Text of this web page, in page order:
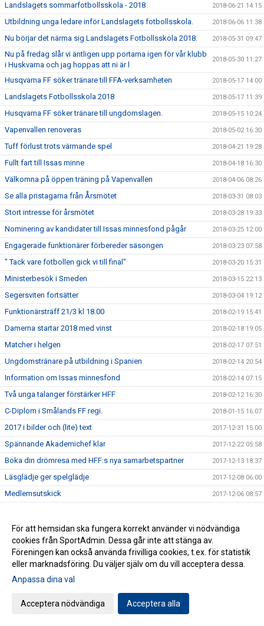
Landslagets sommarfotbollsskola - 2018 2018-06-21 14:15
Utbildning unga ledare inför Landslagets fotbollsskola. 2018-06-06 11:38
Nu börjar det närma sig Landslagets Fotbollsskola 2018. 2018-05-31 09:47
Nu på fredag slår vi äntligen upp portarna igen för vår klubb
i Huskvarna och jag hoppas att ni är l
2018-05-30 11:27
Husqvarna FF söker tränare till FFA-verksamheten 2018-05-17 14:00
Landslagets Fotbollsskola 2018 2018-05-17 11:39
Husqvarna FF söker tränare till ungdomslagen. 2018-05-15 10:24
Vapenvallen renoveras 2018-05-02 16:30
Tuff förlust trots värmande spel 2018-04-21 19:28
Fullt fart till Issas minne 2018-04-18 16:30
Välkomna på öppen träning på Vapenvallen 2018-04-06 08:26
Se alla pristagarna från Årsmötet 2018-03-31 08:03
Stort intresse för årsmötet 2018-03-28 19:33
Nominering av kandidater till Issas minnesfond pågår 2018-03-25 12:00
Engagerade funktionärer förbereder säsongen 2018-03-23 07:58
" Tack vare fotbollen gick vi till final" 2018-03-20 15:31
Ministerbesök i Smeden 2018-03-15 22:13
Segersviten fortsätter 2018-03-04 19:12
Funktionärsträff 21/3 kl 18.00 2018-02-19 15:41
Damerna startar 2018 med vinst 2018-02-18 19:05
Matcher i helgen 2018-02-17 07:51
Ungdomstränare på utbildning i Spanien 2018-02-14 20:54
Information om Issas minnesfond 2018-02-14 07:15
Två unga talanger förstärker HFF 2018-02-12 16:30
C-Diplom i Smålands FF regi. 2018-01-15 16:07
2017 i bilder och (lite) text 2017-12-31 15:00
Spännande Akademichef klar 2017-12-22 05:58
Boka din drömresa med HFF:s nya samarbetspartner 2017-12-13 18:37
Läsglädje ger spelglädje 2017-12-08 06:00
Medlemsutskick 2017-12-06 08:57
[HFF 30 ÅR] Branden på Vapenvallen 2017-11-21 16:30
Värdiga pristagare på Fotbollsgalan 2017-11-12 16:02
Årets fotbollsfest är på gång 2017-11-01 19:59
Lyckat läsprojekt fortsätter
Akademichef till Husqvarna FF
För att hemsidan ska fungera korrekt använder vi nödvändiga
cookies från SportAdmin. Dessa går inte att stänga av.
Föreningen kan också använda frivilliga cookies, t.ex. för statistik
eller marknadsföring. Du väljer själv om du vill acceptera dessa.
Anpassa dina val
Acceptera nödvändiga Acceptera alla